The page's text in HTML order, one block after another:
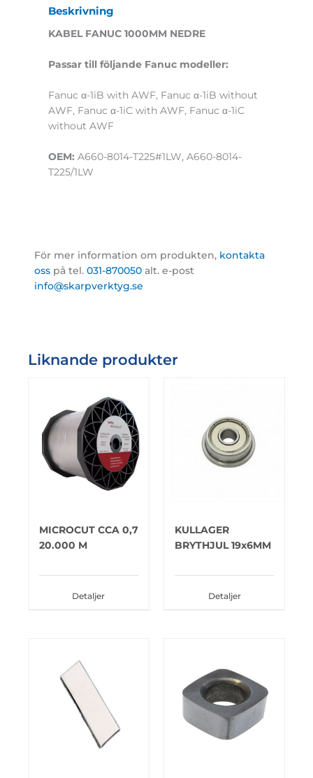
Beskrivning
KABEL FANUC 1000MM NEDRE
Passar till följande Fanuc modeller:
Fanuc α-1iB with AWF, Fanuc α-1iB without
AWF, Fanuc α-1iC with AWF, Fanuc α-1iC
without AWF
OEM:A660-8014-T225#1LW, A660-8014-
T225/1LW
För mer information om produkten, kontakta
oss på tel.031-870050 alt. e-post
info@skarpverktyg.se
Liknande produkter
MICROCUT CCA 0,7
20.000 M
Detaljer
KULLAGER
BRYTHJUL 19x6MM
Detaljer